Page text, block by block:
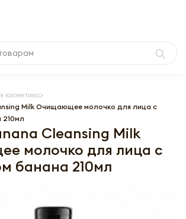
косметика
Milk Очищающее молочко для лица с
210мл
Cleansing Milk
молочко для лица с
банана 210мл